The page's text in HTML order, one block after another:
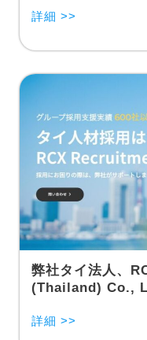
詳細 >>
弊社タイ法人、
(Thailand) Co.,
詳細 >>